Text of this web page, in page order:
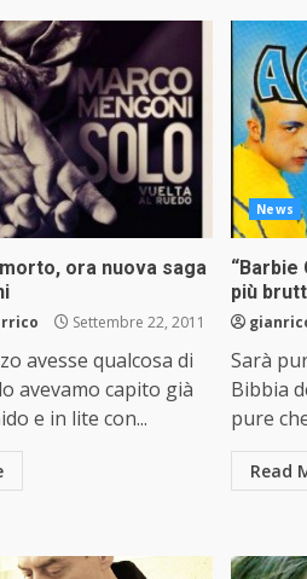
ora nuova saga
Settembre 22, 2011
avesse qualcosa di
avevamo capito già
e in lite con...
News
“Barbie
più
Sarà
Bibbia
pure
Read